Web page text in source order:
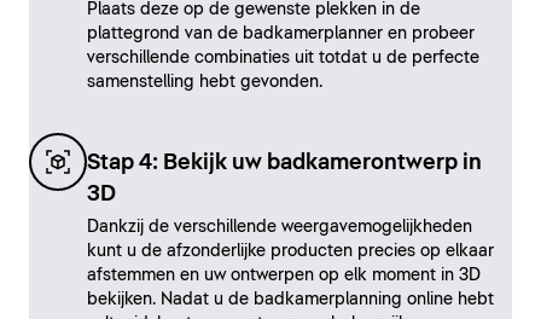
Plaats deze op de gewenste plekken in de
plattegrond van de badkamerplanner en probeer
verschillende combinaties uit totdat u de perfecte
samenstelling hebt gevonden.
Stap 4: Bekijk uw badkamerontwerp in
3D
Dankzij de verschillende weergavemogelijkheden
kunt u de afzonderlijke producten precies op elkaar
afstemmen en uw ontwerpen op elk moment in 3D
bekijken. Nadat u de badkamerplanning online hebt